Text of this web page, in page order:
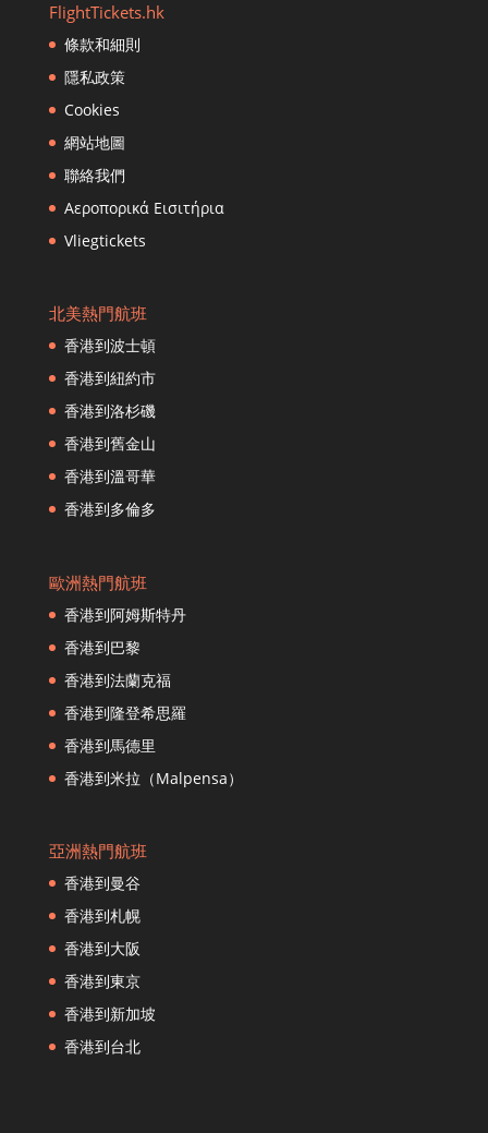
香港到鄭州
香港到濟州市
香港到重慶
香港到清邁
香港到長沙
香港到札幌
香港到達卡
香港到達南
香港到曼谷（Don Muang）
香港到多哈
香港到迪拜
香港到富裕
香港到法蘭克福
香港到福岡
香港到海口
香港到杭州
香港到普吉島
香港到東京
香港到漢城
香港到伊斯坦布爾
香港到高雄
香港到大阪
香港到吉隆坡
香港到洛杉磯
香港到馬德里
香港到曼徹斯特
香港到墨爾本
香港到馬尼拉
香港到米拉（Malpensa）
FlightTickets.hk
條款和細則
隱私政策
Cookies
網站地圖
聯絡我們
Αεροπορικά Εισιτήρια
Vliegtickets
北美熱門航班
香港到波士頓
香港到紐約市
香港到洛杉磯
香港到舊金山
香港到溫哥華
香港到多倫多
歐洲熱門航班
香港到阿姆斯特丹
香港到巴黎
香港到法蘭克福
香港到隆登希思羅
香港到馬德里
香港到米拉（Malpensa）
亞洲熱門航班
香港到曼谷
香港到札幌
香港到大阪
香港到東京
香港到新加坡
香港到台北